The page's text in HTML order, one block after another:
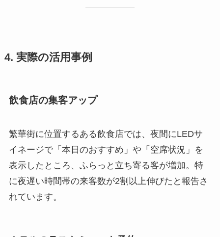
4. 実際の活用事例
飲食店の集客アップ
繁華街に位置するある飲食店では、夜間にLEDサ
イネージで「本日のおすすめ」や「空席状況」を
表示したところ、ふらっと立ち寄る客が増加。特
に夜遅い時間帯の来客数が2割以上伸びたと報告さ
れています。